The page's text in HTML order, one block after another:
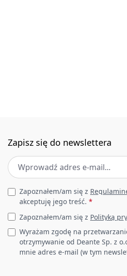
Zapisz się do newslettera
Adres e-mail *
Leave this field empty
Zapoznałem/am się z
akceptuję jego treść. *
Zapoznałem/am się z Polityką
Wyrażam zgodę na
otrzymywanie od Deante Sp. z
mnie adres e-mail (w tym